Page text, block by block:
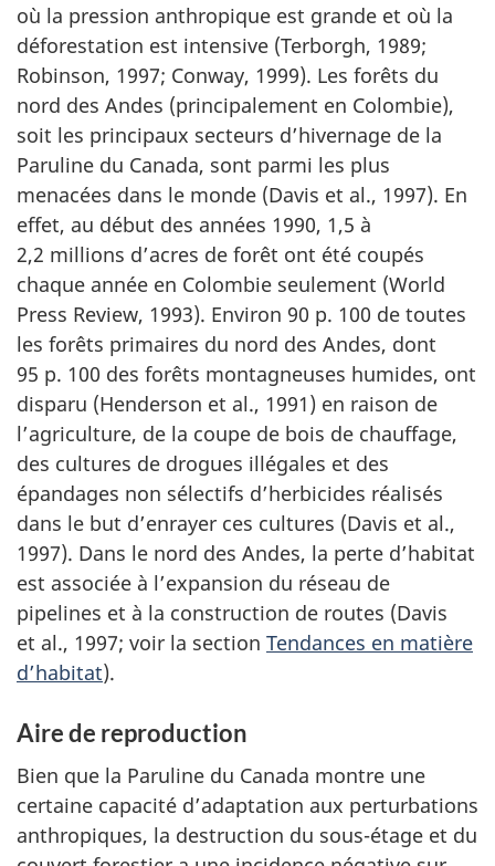
où la pression anthropique est grande et où la
déforestation est intensive (Terborgh, 1989;
Robinson, 1997; Conway, 1999). Les forêts du
nord des Andes (principalement en Colombie),
soit les principaux secteurs d’hivernage de la
Paruline du Canada, sont parmi les plus
menacées dans le monde (Davis et al., 1997). En
effet, au début des années 1990, 1,5 à
2,2 millions d’acres de forêt ont été coupés
chaque année en Colombie seulement (World
Press Review, 1993). Environ 90 p. 100 de toutes
les forêts primaires du nord des Andes, dont
95 p. 100 des forêts montagneuses humides, ont
disparu (Henderson et al., 1991) en raison de
l’agriculture, de la coupe de bois de chauffage,
des cultures de drogues illégales et des
épandages non sélectifs d’herbicides réalisés
dans le but d’enrayer ces cultures (Davis et al.,
1997). Dans le nord des Andes, la perte d’habitat
est associée à l’expansion du réseau de
pipelines et à la construction de routes (Davis
et al., 1997; voir la section Tendances en matière
d’habitat).
Aire de reproduction
Bien que la Paruline du Canada montre une
certaine capacité d’adaptation aux perturbations
anthropiques, la destruction du sous-étage et du